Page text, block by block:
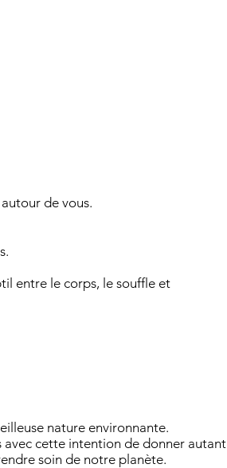
de vous.
entre le corps, le souffle et
nature environnante.
cette intention de donner autant
soin de notre planète.